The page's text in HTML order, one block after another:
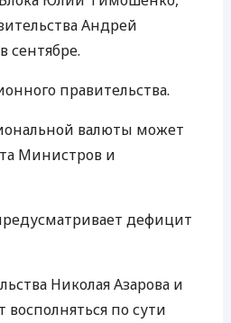
ЕЖЕМЕСЯЧНЫЙ ОБЗОР
БАНКОВСКИМ КАРТАМ
Андрей
сентябре.
правительства.
валюты может
Министров и
дефицит
Николая Азарова и
по сути